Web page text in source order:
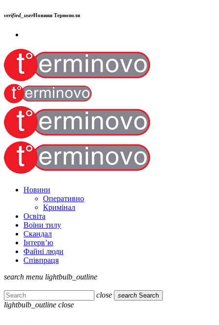
verified_userНовини Тернополя
Новини
Оперативно
Кримінал
Освіта
Воїни тилу
Скандал
Інтерв’ю
Файні люди
Співпраця
search menu lightbulb_outline
close search Search
lightbulb_outline close